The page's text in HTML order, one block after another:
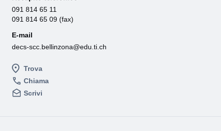
Trova
Chiama
Scrivi
091 814 65 11
091 814 65 09 (fax)
E-mail
decs-scc.bellinzona@edu.ti.ch